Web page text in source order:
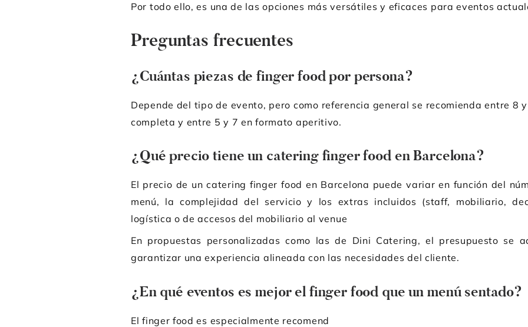
Por todo ello, es una de las opciones más versátiles y eficaces para eventos
Preguntas frecuentes
¿Cuántas piezas de finger food por persona?
Depende del tipo de evento, pero como referencia general se recomienda entre 8
completa y entre 5 y 7 en formato aperitivo.
¿Qué precio tiene un catering finger food en Barcelona?
El precio de un catering finger food en Barcelona puede variar en función del
menú, la complejidad del servicio y los extras incluidos (staff, mobiliario,
logística o de accesos del mobiliario al venue
En propuestas personalizadas como las de Dini Catering, el presupuesto se
garantizar una experiencia alineada con las necesidades del cliente.
¿En qué eventos es mejor el finger food que un menú sentado?
El finger food es especialmente recomend